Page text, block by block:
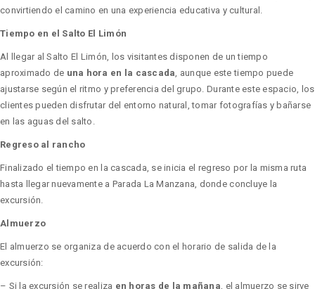
convirtiendo el camino en una experiencia educativa y cultural.
Tiempo en el Salto El Limón
Al llegar al Salto El Limón, los visitantes disponen de un tiempo
aproximado de una hora en la cascada, aunque este tiempo puede
ajustarse según el ritmo y preferencia del grupo. Durante este espacio, los
clientes pueden disfrutar del entorno natural, tomar fotografías y bañarse
en las aguas del salto.
Regreso al rancho
Finalizado el tiempo en la cascada, se inicia el regreso por la misma ruta
hasta llegar nuevamente a Parada La Manzana, donde concluye la
excursión.
Almuerzo
El almuerzo se organiza de acuerdo con el horario de salida de la
excursión:
– Si la excursión se realiza en horas de la mañana, el almuerzo se sirve